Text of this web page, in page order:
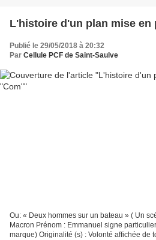
L'histoire d'un plan mise en
Publié le 29/05/2018 à 20:32
Par Cellule PCF de Saint-Saulve
Ou: « Deux hommes sur un bateau » ( Un
Macron Prénom : Emmanuel signe
marque) Originalité (s) : Volonté affichée de